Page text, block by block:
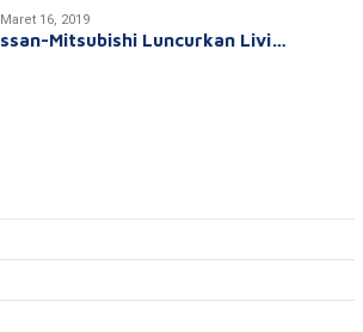
Maret 16, 2019
Mitsubishi Luncurkan Livi…